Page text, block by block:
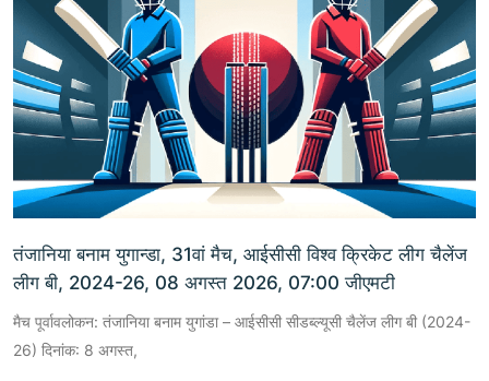
तंजानिया बनाम युगान्डा, 31वां मैच, आईसीसी विश्व क्रिकेट लीग चैलेंज
लीग बी, 2024-26, 08 अगस्त 2026, 07:00 जीएमटी
मैच पूर्वावलोकन: तंजानिया बनाम युगांडा – आईसीसी सीडब्ल्यूसी चैलेंज लीग बी (2024-
26) दिनांक: 8 अगस्त,